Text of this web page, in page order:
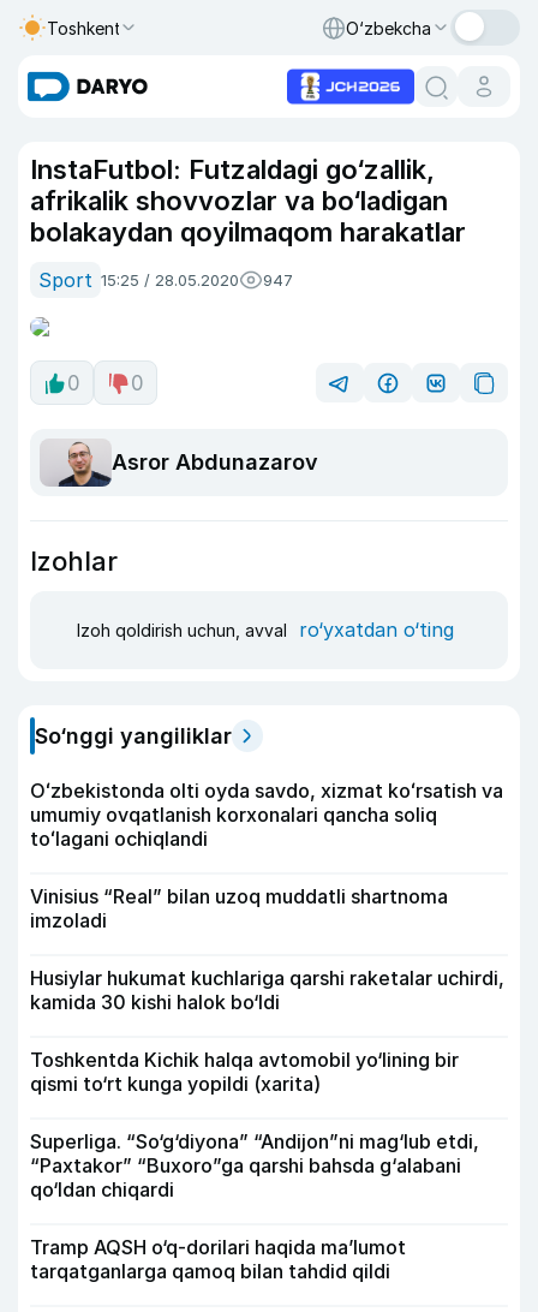
Toshkent O‘zbekcha
InstaFutbol: Futzaldagi go‘zallik,
afrikalik shovvozlar va bo‘ladigan
bolakaydan qoyilmaqom harakatlar
Sport 15:25 / 28.05.2020 947
0 0
Asror Abdunazarov
Izohlar
Izoh qoldirish uchun, avval ro‘yxatdan o‘ting
So‘nggi yangiliklar
Oʻzbekistonda olti oyda savdo, xizmat koʻrsatish va
umumiy ovqatlanish korxonalari qancha soliq
toʻlagani ochiqlandi
Vinisius “Real” bilan uzoq muddatli shartnoma
imzoladi
Husiylar hukumat kuchlariga qarshi raketalar uchirdi,
kamida 30 kishi halok bo‘ldi
Toshkentda Kichik halqa avtomobil yo‘lining bir
qismi to‘rt kunga yopildi (xarita)
Superliga. “So‘g‘diyona” “Andijon”ni mag‘lub etdi,
“Paxtakor” “Buxoro”ga qarshi bahsda g‘alabani
qo‘ldan chiqardi
Tramp AQSH o‘q-dorilari haqida ma’lumot
tarqatganlarga qamoq bilan tahdid qildi